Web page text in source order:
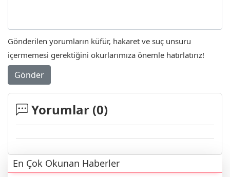
Gönderilen yorumların küfür, hakaret ve suç unsuru
içermemesi gerektiğini okurlarımıza önemle hatırlatırız!
Gönder
Yorumlar (0)
En Çok Okunan Haberler